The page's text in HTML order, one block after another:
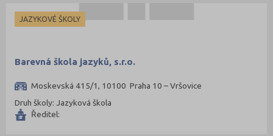
JAZYKOVÉ ŠKOLY
Barevná škola jazyků, s.r.o.
Moskevská 415/1, 10100 Praha 10 – Vršovice
Druh školy: Jazyková škola
Ředitel: